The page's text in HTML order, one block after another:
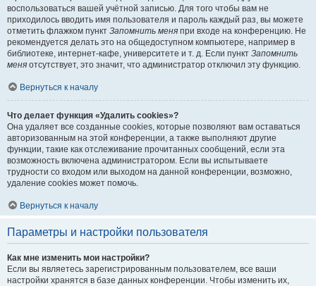
воспользоваться вашей учётной записью. Для того чтобы вам не
приходилось вводить имя пользователя и пароль каждый раз, вы можете
отметить флажком пункт Запомнить меня при входе на конференцию. Не
рекомендуется делать это на общедоступном компьютере, например в
библиотеке, интернет-кафе, университете и т. д. Если пункт Запомнить
меня отсутствует, это значит, что администратор отключил эту функцию.
Вернуться к началу
Что делает функция «Удалить cookies»?
Она удаляет все созданные cookies, которые позволяют вам оставаться
авторизованным на этой конференции, а также выполняют другие
функции, такие как отслеживание прочитанных сообщений, если эта
возможность включена администратором. Если вы испытываете
трудности со входом или выходом на данной конференции, возможно,
удаление cookies может помочь.
Вернуться к началу
Параметры и настройки пользователя
Как мне изменить мои настройки?
Если вы являетесь зарегистрированным пользователем, все ваши
настройки хранятся в базе данных конференции. Чтобы изменить их,